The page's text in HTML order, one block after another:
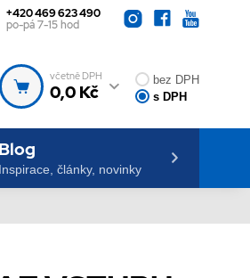
+420 469 623 490
po-pá 7-15 hod
včetně DPH
0,0 Kč
bez DPH
s DPH
Blog
Inspirace, články, novinky